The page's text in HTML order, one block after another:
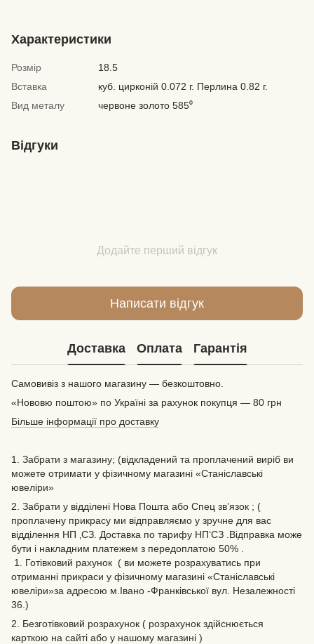
Характеристики
Розмір
18.5
Вставка
куб. цирконій 0.072 г. Перлина 0.82 г.
Вид металу
червоне золото 585⁰
Відгуки
Додайте перший відгук
Написати відгук
Доставка Оплата Гарантія
Самовивіз з нашого магазину — безкоштовно.
«Нововю поштою» по Україні за рахунок покупця — 80 грн
Більше інформації про доставку
1. Забрати з магазину; (відкладений та проплачений виріб ви
можете отримати у фізичному магазині «Станіславські
ювеліри»
2. Забрати у відділені Нова Пошта або Спец зв’язок ; (
проплачену прикрасу ми відправляємо у зручне для вас
відділення НП ‚СЗ. Доставка по тарифу НП‘СЗ .Відправка може
бути і накладним платежем з передоплатою 50% .
1. Готівковий рахунок ( ви можете розрахуватись при
отриманні прикраси у фізичному магазині «Станіславські
ювеліри»за адресою м.Івано -Франківської вул. Незалежності
36.)
2. Безготівковий розрахунок ( розрахунок здійснюється
карткою на сайті або у нашому магазині )